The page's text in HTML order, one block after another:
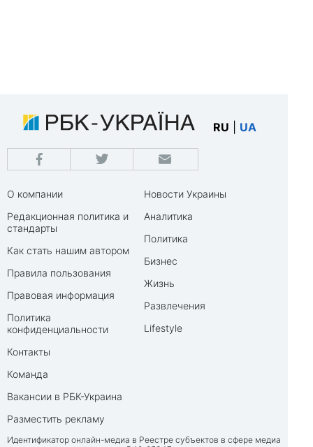
RU UA
О компании
Редакционная политика и
стандарты
Как стать нашим автором
Правила пользования
Правовая информация
Политика
конфиденциальности
Контакты
Команда
Вакансии в РБК-Украина
Разместить рекламу
Новости Украины
Аналитика
Политика
Бизнес
Жизнь
Развлечения
Lifestyle
Идентификатор онлайн-медиа в Реестре субъектов в сфере медиа